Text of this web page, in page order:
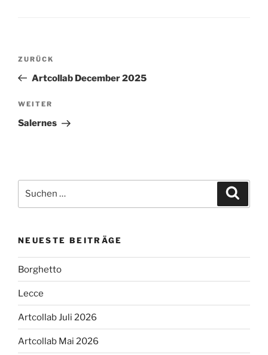
Beitragsnavigation
Vorheriger
Beitrag
ZURÜCK
Artcollab December 2025
Nächster
Beitrag
WEITER
Salernes
nach:
NEUESTE BEITRÄGE
Borghetto
Lecce
Artcollab Juli 2026
Artcollab Mai 2026